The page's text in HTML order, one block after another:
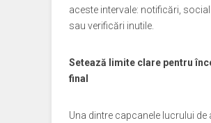
aceste intervale: notificări,
sau verificări inutile.
Setează limite clare pentru
final
Una dintre capcanele lucrului de